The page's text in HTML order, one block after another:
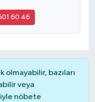
60 46
olmayabilir, bazıları
veya
nöbete